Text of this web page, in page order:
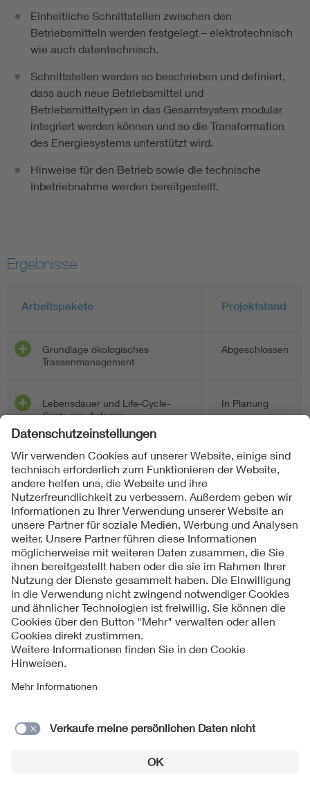
Einheitliche Schnittstellen zwischen den
Betriebsmitteln werden festgelegt – elektrotechnisch
wie auch datentechnisch.
Schnittstellen werden so beschrieben und definiert,
dass auch neue Betriebsmittel und
Betriebsmitteltypen in das Gesamtsystem modular
integriert werden können und so die Transformation
des Energiesystems unterstützt wird.
Hinweise für den Betrieb sowie die technische
Inbetriebnahme werden bereitgestellt.
Ergebnisse
Arbeitspakete Projektstand
Grundlage ökologisches
Trassenmanagement
Abgeschlossen
Lebensdauer und Life-Cycle-
Costs von Anlagen
In Planung
Nachhaltiger Netzbetrieb In Planung
Nachhaltigkeit in allen
Dokumenten
In Planung
Einsatz SF6-freie Alternativen In Arbeit
Langlebigkeit iMSys: updatefähig,
modular und kreislauforientiert
In Arbeit
Netzrückwirkungen Studie In Arbeit
Arbeitsschutz Krisenmanagement